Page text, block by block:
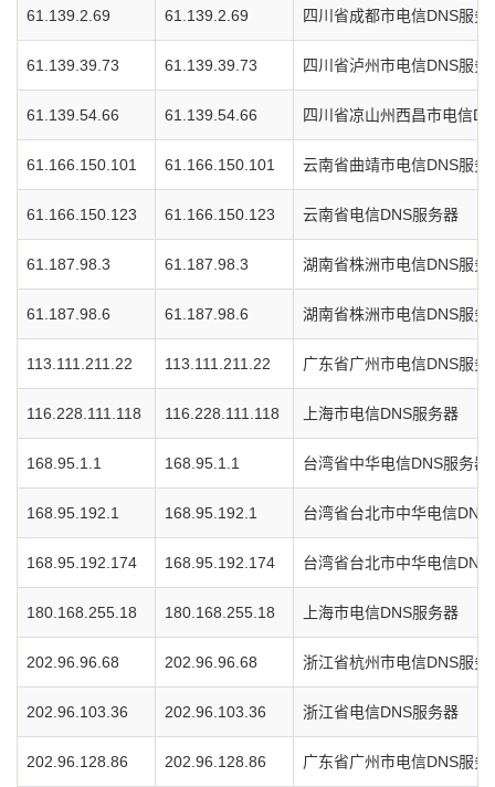
61.139.2.69 61.139.2.69 四川省成都市电信DNS服务
61.139.39.73 61.139.39.73 四川省泸州市电信DNS服务
61.139.54.66 61.139.54.66 四川省凉山州西昌市电信
61.166.150.101 61.166.150.101 云南省曲靖市电信DNS服务
61.166.150.123 61.166.150.123 云南省电信DNS服务器
61.187.98.3 61.187.98.3 湖南省株洲市电信DNS服务
61.187.98.6 61.187.98.6 湖南省株洲市电信DNS服务
113.111.211.22 113.111.211.22 广东省广州市电信DNS服务
116.228.111.118 116.228.111.118 上海市电信DNS服务器
168.95.1.1 168.95.1.1 台湾省中华电信DNS服务器
168.95.192.1 168.95.192.1 台湾省台北市中华电信DNS
168.95.192.174 168.95.192.174 台湾省台北市中华电信DNS
180.168.255.18 180.168.255.18 上海市电信DNS服务器
202.96.96.68 202.96.96.68 浙江省杭州市电信DNS服务
202.96.103.36 202.96.103.36 浙江省电信DNS服务器
202.96.128.86 202.96.128.86 广东省广州市电信DNS服务